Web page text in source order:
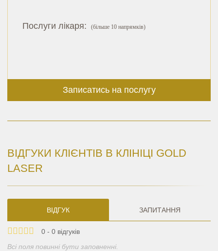
Послуги лікаря: (більше 10 напрямків)
Записатись на послугу
ВІДГУКИ КЛІЄНТІВ В КЛІНІЦІ GOLD
LASER
ВІДГУК ЗАПИТАННЯ
0 - 0 відгуків
Всі поля повинні бути заповненні.